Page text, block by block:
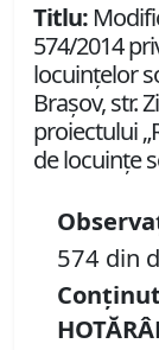
Titlu:
574/2014
locuinţelor
Braşov, str.
proiectului
de locuinţe
574 din